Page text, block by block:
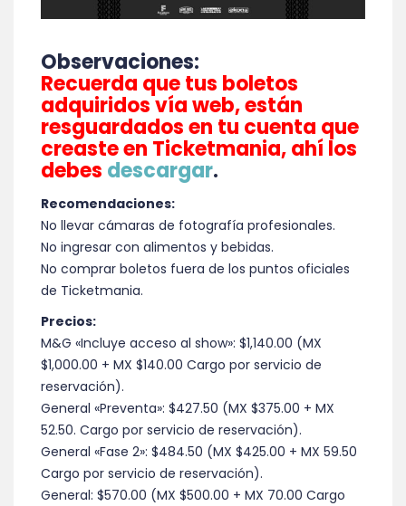
Observaciones:
Recuerda que tus boletos
adquiridos vía web, están
resguardados en tu cuenta que
creaste en Ticketmania, ahí los
debes descargar.
Recomendaciones:
No llevar cámaras de fotografía profesionales.
No ingresar con alimentos y bebidas.
No comprar boletos fuera de los puntos oficiales
de Ticketmania.
Precios:
M&G «Incluye acceso al show»: $1,140.00 (MX
$1,000.00 + MX $140.00 Cargo por servicio de
reservación).
General «Preventa»: $427.50 (MX $375.00 + MX
52.50. Cargo por servicio de reservación).
General «Fase 2»: $484.50 (MX $425.00 + MX 59.50
Cargo por servicio de reservación).
General: $570.00 (MX $500.00 + MX 70.00 Cargo